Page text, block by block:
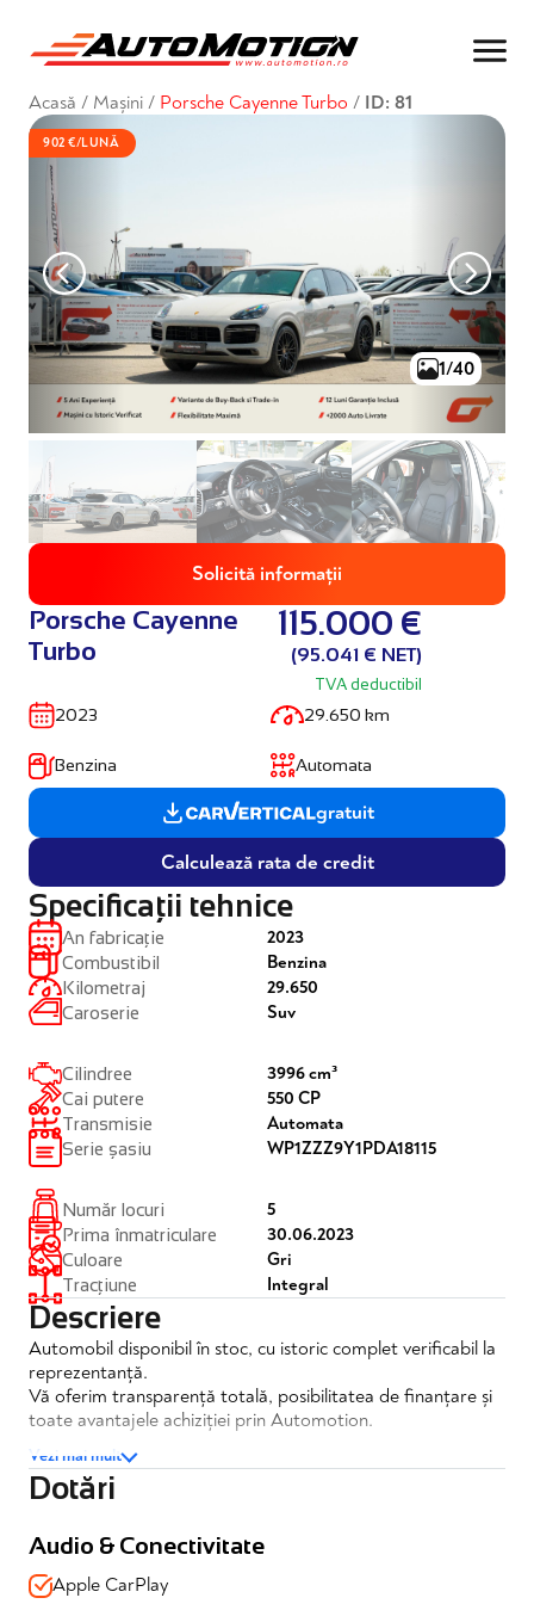
Acasă / Mașini / Porsche Cayenne Turbo / ID: 81
902 €/LUNĂ
1/40
Solicită informații
Porsche Cayenne
Turbo
115.000 €
(95.041 € NET)
TVA deductibil
2023 29.650 km
Benzina Automata
Calculează rata de credit
gratuit
Specificații tehnice
An fabricație
Combustibil
Kilometraj
Caroserie
2023
Benzina
29.650
Suv
Cilindree
Cai putere
Transmisie
Serie șasiu
3996 cm³
550 CP
Automata
WP1ZZZ9Y1PDA18115
Număr locuri
Prima înmatriculare
Culoare
Tracțiune
5
30.06.2023
Gri
Integral
Descriere
Automobil disponibil în stoc, cu istoric complet verificabil la
reprezentanță.
Vă oferim transparență totală, posibilitatea de finanțare și
toate avantajele achiziției prin Automotion.
Porsche Cayenne Turbo – 550 CP
✔️Garanție disponibilă
Vezi mai mult
Dotări
Audio & Conectivitate
Apple CarPlay